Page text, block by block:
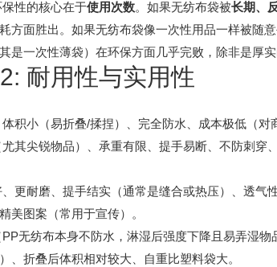
保性的核心在于使用次数。如果无纺布袋被长期、
方面胜出。如果无纺布袋像一次性用品一样被随
是一次性薄袋）在环保方面几乎完败，除非是厚实
耐用性与实用性
积小（易折叠/揉捏）、完全防水、成本极低（对
其尖锐物品）、承重有限、提手易断、不防刺穿
更耐磨、提手结实（通常是缝合或热压）、透
美图案（常用于宣传）。
无纺布本身不防水，淋湿后强度下降且易弄湿
、折叠后体积相对较大、自重比塑料袋大。